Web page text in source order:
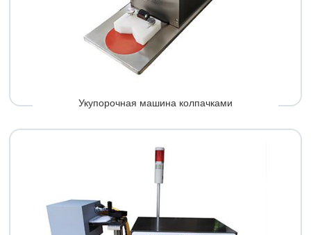
Укупорочная машина колпачками